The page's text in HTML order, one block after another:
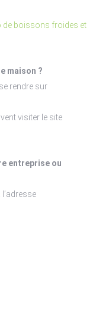
de boissons froides et
maison ?
rendre sur
visiter le site
entreprise ou